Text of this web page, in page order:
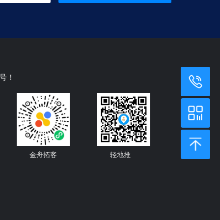
！
金舟拓客 轻地推